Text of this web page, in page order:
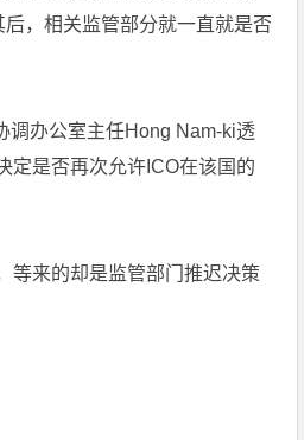
，相关监管部分就一直就是否
调办公室主任Hong Nam-ki透
定是否再次允许ICO在该国的
等来的却是监管部门推迟决策